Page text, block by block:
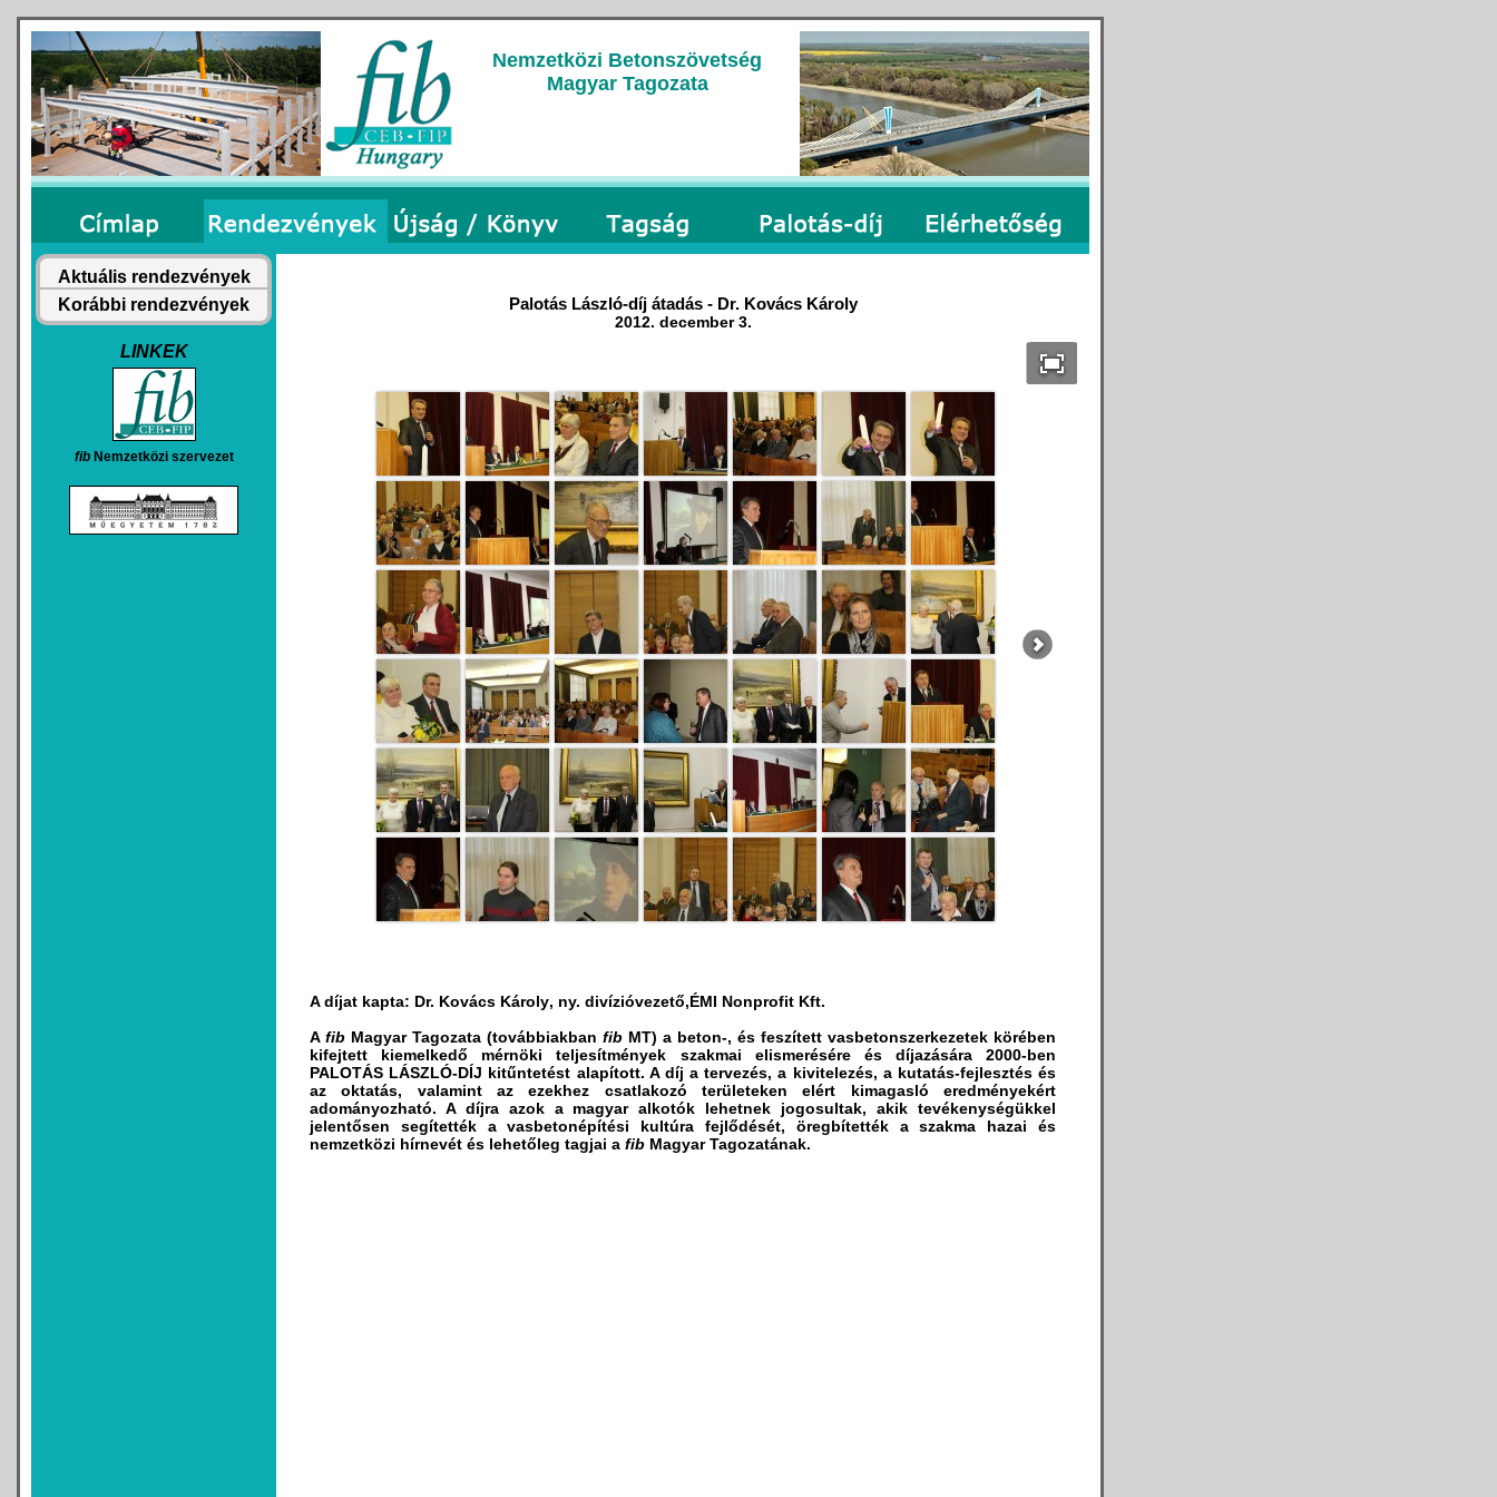
Nemzetközi Betonszövetség
Magyar Tagozata
Aktuális rendezvények
Korábbi rendezvények
LINKEK
fibNemzetközi szervezet
Palotás László-díj átadás - Dr. Kovács Károly
2012. december 3.
A díjat kapta: Dr. Kovács Károly, ny. divízióvezető,ÉMI Nonprofit Kft.
A fib Magyar Tagozata (továbbiakban fib MT) a beton-, és feszített vasbetonszerkezetek körében
kifejtett kiemelkedő mérnöki teljesítmények szakmai elismerésére és díjazására 2000-ben
PALOTÁS LÁSZLÓ-DÍJ kitűntetést alapított. A díj a tervezés, a kivitelezés, a kutatás-fejlesztés és
az oktatás, valamint az ezekhez csatlakozó területeken elért kimagasló eredményekért
adományozható. A díjra azok a magyar alkotók lehetnek jogosultak, akik tevékenységükkel
jelentősen segítették a vasbetonépítési kultúra fejlődését, öregbítették a szakma hazai és
nemzetközi hírnevét és lehetőleg tagjai a fib Magyar Tagozatának.